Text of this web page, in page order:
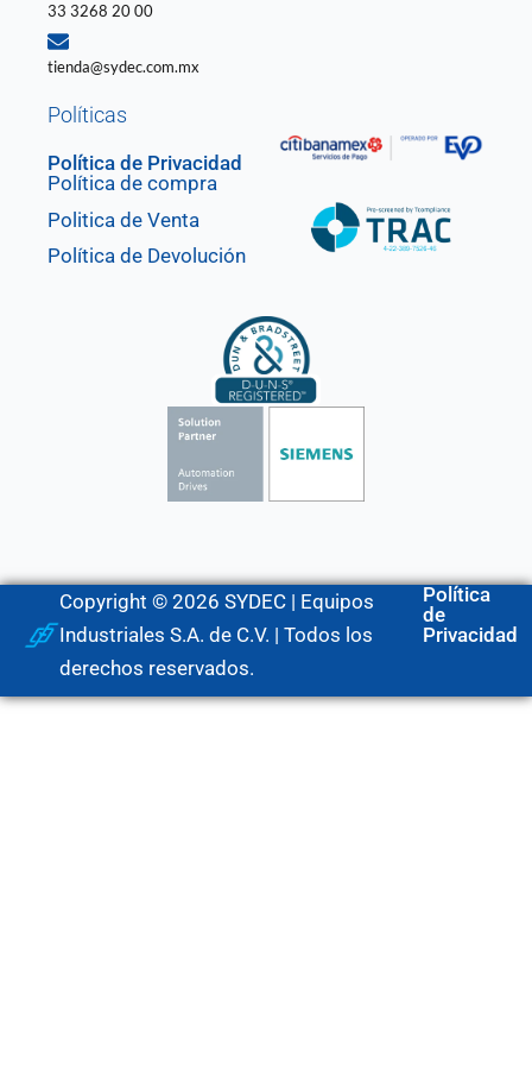
33 3268 20 00
tienda@sydec.com.mx
Políticas
Política de Privacidad
Política de compra
Politica de Venta
Política de Devolución
Copyright © 2026 SYDEC | Equipos
Industriales S.A. de C.V. | Todos los
derechos reservados.
Política
de
Privacidad